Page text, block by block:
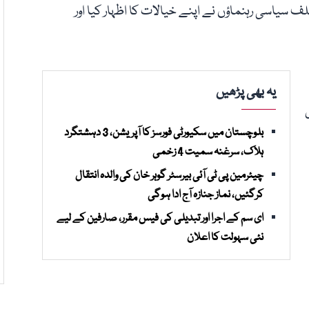
سیاسی رہنماؤں نے اپنے خیالات کا اظہار کیا اور
یہ بھی پڑھیں
بلوچستان میں سکیورٹی فورسز کا آپریشن، 3 دہشتگرد
ہلاک، سرغنہ سمیت 4 زخمی
چیئرمین پی ٹی آئی بیرسٹر گوہر خان کی والدہ انتقال
کرگئیں، نماز جنازہ آج ادا ہوگی
ای سم کے اجرا اور تبدیلی کی فیس مقرر، صارفین کے لیے
نئی سہولت کا اعلان